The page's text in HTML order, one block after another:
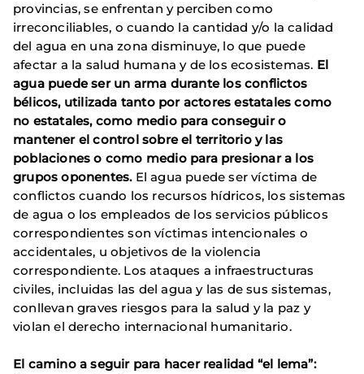
provincias, se enfrentan y perciben como
irreconciliables, o cuando la cantidad y/o la calidad
del agua en una zona disminuye, lo que puede
afectar a la salud humana y de los ecosistemas. El
agua puede ser un arma durante los conflictos
bélicos, utilizada tanto por actores estatales como
no estatales, como medio para conseguir o
mantener el control sobre el territorio y las
poblaciones o como medio para presionar a los
grupos oponentes.El agua puede ser víctima de
conflictos cuando los recursos hídricos, los sistemas
de agua o los empleados de los servicios públicos
correspondientes son víctimas intencionales o
accidentales, u objetivos de la violencia
correspondiente. Los ataques a infraestructuras
civiles, incluidas las del agua y las de sus sistemas,
conllevan graves riesgos para la salud y la paz y
violan el derecho internacional humanitario.
El camino a seguir para hacer realidad “el lema”: